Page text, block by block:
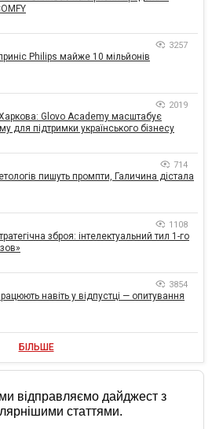
3257
Philips майже 10 мільйонів
2019
Glovo Academy масштабує
для підтримки українського бізнесу
714
пишуть промпти, Галичина дістала
1108
зброя: інтелектуальний тил 1-го
3854
навіть у відпустці — опитування
БІЛЬШЕ
відправляємо дайджест з
статтями.